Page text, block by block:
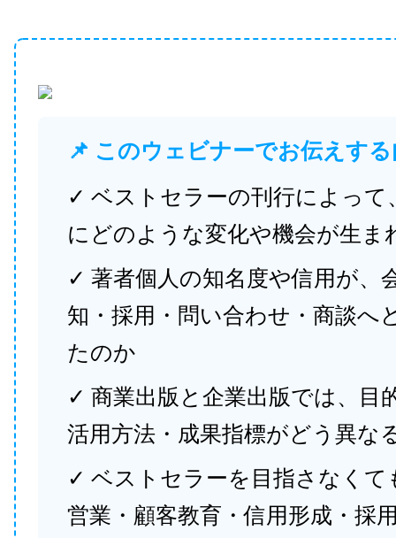
📌 このウェビナーでお伝えす
✓ ベストセラーの刊行によって
にどのような変化や機会が生ま
✓ 著者個人の知名度や信用が、
知・採用・問い合わせ・商談へ
たのか
✓ 商業出版と企業出版では、目
活用方法・成果指標がどう異な
✓ ベストセラーを目指さなくて
営業・顧客教育・信用形成・採